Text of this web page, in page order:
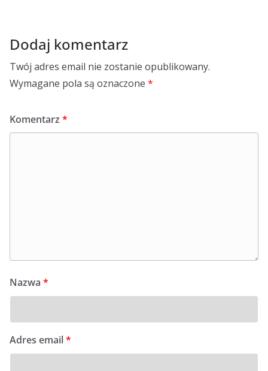
Dodaj komentarz
Twój adres email nie zostanie opublikowany.
Wymagane pola są oznaczone *
Komentarz *
Nazwa *
Adres email*